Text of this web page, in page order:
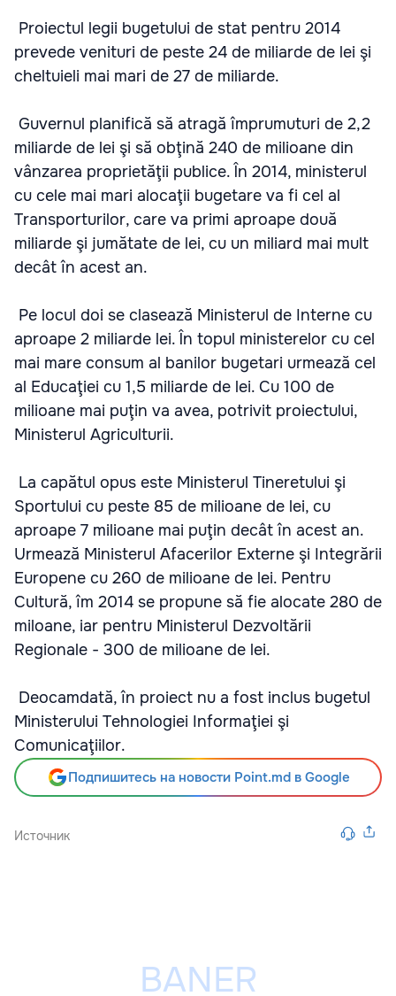
Proiectul legii bugetului de stat pentru 2014
prevede venituri de peste 24 de miliarde de lei şi
cheltuieli mai mari de 27 de miliarde.
Guvernul planifică să atragă împrumuturi de 2,2
miliarde de lei şi să obţină 240 de milioane din
vânzarea proprietăţii publice. În 2014, ministerul
cu cele mai mari alocaţii bugetare va fi cel al
Transporturilor, care va primi aproape două
miliarde şi jumătate de lei, cu un miliard mai mult
decât în acest an.
Pe locul doi se clasează Ministerul de Interne cu
aproape 2 miliarde lei. În topul ministerelor cu cel
mai mare consum al banilor bugetari urmează cel
al Educaţiei cu 1,5 miliarde de lei. Cu 100 de
milioane mai puţin va avea, potrivit proiectului,
Ministerul Agriculturii.
La capătul opus este Ministerul Tineretului şi
Sportului cu peste 85 de milioane de lei, cu
aproape 7 milioane mai puţin decât în acest an.
Urmează Ministerul Afacerilor Externe şi Integrării
Europene cu 260 de milioane de lei. Pentru
Cultură, îm 2014 se propune să fie alocate 280 de
miloane, iar pentru Ministerul Dezvoltării
Regionale - 300 de milioane de lei.
Deocamdată, în proiect nu a fost inclus bugetul
Ministerului Tehnologiei Informaţiei şi
Comunicaţiilor.
Подпишитесь на новости Point.md в Google
Источник